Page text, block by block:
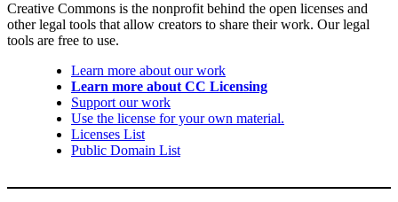
Creative Commons is the nonprofit behind the open licenses and
other legal tools that allow creators to share their work. Our legal
tools are free to use.
Learn more about our work
Learn more about CC Licensing
Support our work
Use the license for your own material.
Licenses List
Public Domain List